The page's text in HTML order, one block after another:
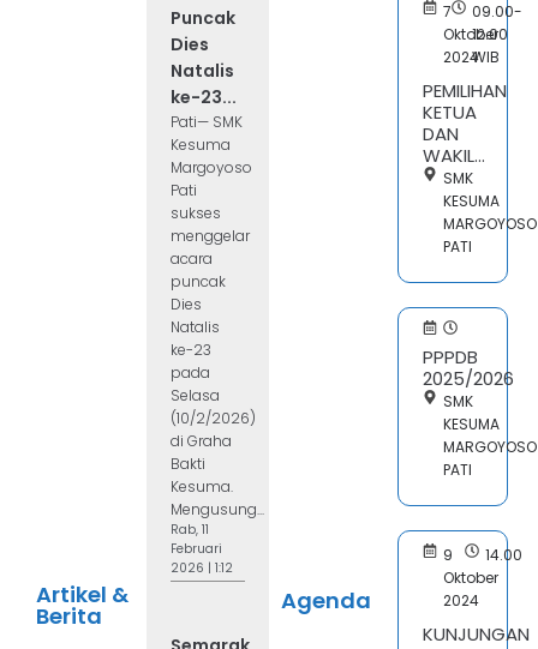
Artikel &
Berita
Puncak
Dies
Natalis
ke-23...
Pati— SMK
Kesuma
Margoyoso
Pati
sukses
menggelar
acara
puncak
Dies
Natalis
ke-23
pada
Selasa
(10/2/2026)
di Graha
Bakti
Kesuma.
Mengusung...
Rab, 11
Februari
2026 | 1:12
Agenda
7
Oktober
2024
09.00-
12.00
WIB
PEMILIHAN
KETUA
DAN
WAKIL...
SMK
KESUMA
MARGOYOSO
PATI
PPPDB
2025/2026
SMK
KESUMA
MARGOYOSO
PATI
9
Oktober
2024
14.00
KUNJUNGAN